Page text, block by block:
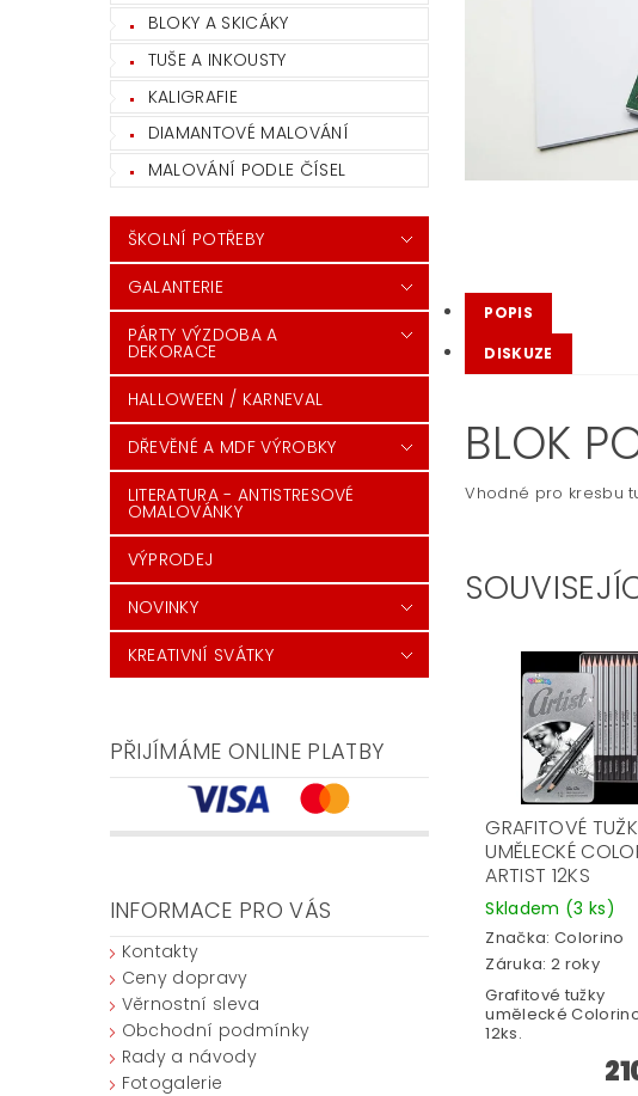
BLOKY A SKICÁKY
TUŠE A INKOUSTY
KALIGRAFIE
DIAMANTOVÉ MALOVÁNÍ
MALOVÁNÍ PODLE ČÍSEL
ŠKOLNÍ POTŘEBY
GALANTERIE
PÁRTY VÝZDOBA A
DEKORACE
HALLOWEEN / KARNEVAL
DŘEVĚNÉ A MDF VÝROBKY
LITERATURA - ANTISTRESOVÉ
OMALOVÁNKY
VÝPRODEJ
NOVINKY
KREATIVNÍ SVÁTKY
PŘIJÍMÁME ONLINE PLATBY
INFORMACE PRO VÁS
Kontakty
Ceny dopravy
Věrnostní sleva
Obchodní podmínky
Rady a návody
Fotogalerie
POPIS
DISKUZE
BLOK
Vhodné pro kresbu
GRAFITOVÉ
UMĚLECKÉ
ARTIST 12KS
Skladem (3 ks)
Značka: Colorino
Záruka: 2 roky
Grafitové tužky
umělecké
12ks.